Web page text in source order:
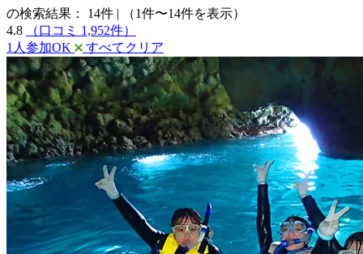
の検索結果： 14件 |
（1件〜14件を表示）
4.8
（口コミ 1,952件）
1人参加OK
すべてクリア